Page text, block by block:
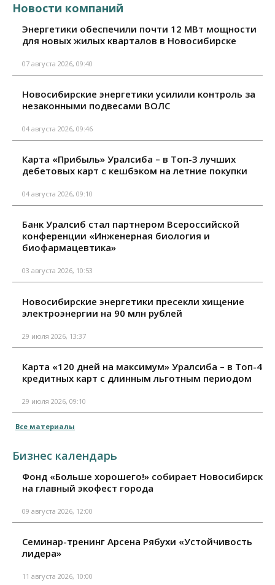
Новости компаний
Энергетики обеспечили почти 12 МВт мощности
для новых жилых кварталов в Новосибирске
07 августа 2026, 09:40
Новосибирские энергетики усилили контроль за
незаконными подвесами ВОЛС
04 августа 2026, 09:46
Карта «Прибыль» Уралсиба – в Топ-3 лучших
дебетовых карт с кешбэком на летние покупки
04 августа 2026, 09:10
Банк Уралсиб стал партнером Всероссийской
конференции «Инженерная биология и
биофармацевтика»
03 августа 2026, 10:53
Новосибирские энергетики пресекли хищение
электроэнергии на 90 млн рублей
29 июля 2026, 13:37
Карта «120 дней на максимум» Уралсиба – в Топ-4
кредитных карт с длинным льготным периодом
29 июля 2026, 09:10
Все материалы
Бизнес календарь
Фонд «Больше хорошего!» собирает Новосибирск
на главный экофест города
09 августа 2026, 12:00
Семинар-тренинг Арсена Рябухи «Устойчивость
лидера»
11 августа 2026, 10:00